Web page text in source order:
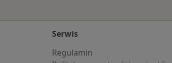
Serwis
Regulamin